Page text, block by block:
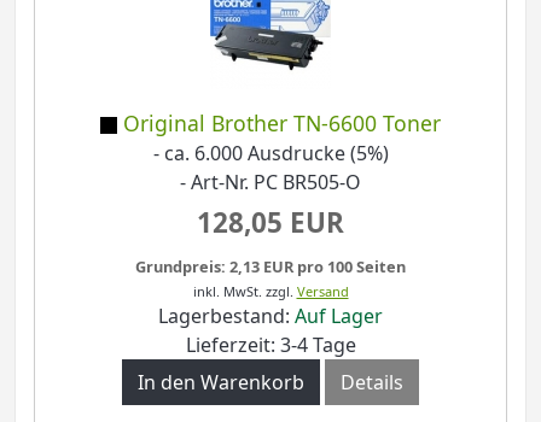
Original Brother TN-6600 Toner
- ca. 6.000 Ausdrucke (5%)
- Art-Nr. PC BR505-O
128,05 EUR
Grundpreis: 2,13 EUR pro 100 Seiten
inkl. MwSt. zzgl. Versand
Lagerbestand: Auf Lager
Lieferzeit: 3-4 Tage
In den Warenkorb
Details